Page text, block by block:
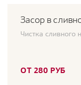
Засор в
Чистка сливного
ОТ 280 РУБ